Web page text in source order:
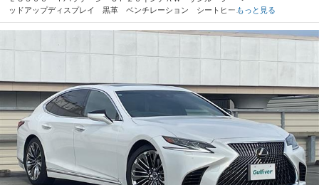
ッドアップディスプレイ 黒革 ベンチレーション シートヒータ
ー 全周囲モニター ＴＶキャンセラー エアサス 全ドアイジー
クローザー 電動トランク 電動サンシェード（静岡県）
もっと見る